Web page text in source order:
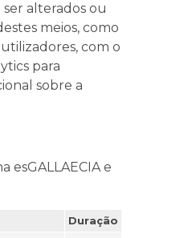
alterados ou
meios, como
com o
para
sobre a
esGALLAECIA e
Duração